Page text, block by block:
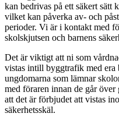
kan bedrivas på ett säkert sätt
vilket kan påverka av- och
perioder. Vi är i kontakt med
skolskjutsen och barnens
Det är viktigt att ni som
vistas intill byggtrafik med era
ungdomarna som lämnar
med föraren innan de går
att det är förbjudet att vistas
säkerhetsskäl.